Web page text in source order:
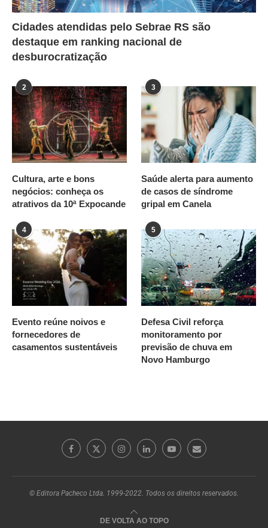
Cidades atendidas pelo Sebrae RS são
destaque em ranking nacional de
desburocratização
2
Cultura, arte e bons
negócios: conheça os
atrativos da 10ª Expocande
3
Saúde alerta para aumento
de casos de síndrome
gripal em Canela
4
Evento reúne noivos e
fornecedores de
casamentos sustentáveis
5
Defesa Civil reforça
monitoramento por
previsão de chuva em
Novo Hamburgo
© Editora Pacheco Ltda. 1999-2022. Todos os direitos reservados.
DE VOLTA AO TOPO